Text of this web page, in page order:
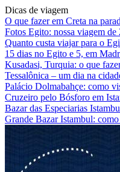
Dicas de viagem
O que fazer em Creta na
Fotos Egito: nossa viagem
Quanto custa viajar para o
15 dias no Egito e 5, em
Kusadasi, Turquia: o que
Tessalônica – um dia na
Palácio Dolmabahçe: como
Cruzeiro pelo Bósforo em
Bazar das Especiarias
Grande Bazar Istambul: